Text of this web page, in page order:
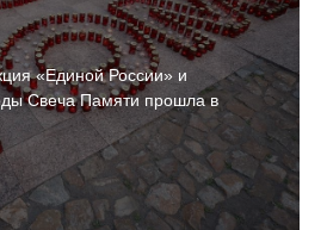
«Единой России» и
Свеча Памяти прошла в